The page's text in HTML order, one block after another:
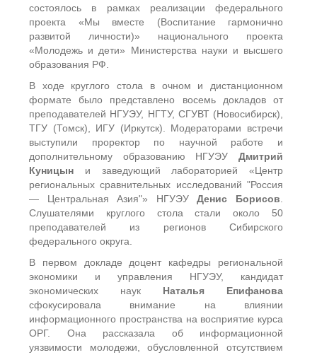
состоялось в рамках реализации федерального
проекта «Мы вместе (Воспитание гармонично
развитой личности)» национального проекта
«Молодежь и дети» Министерства науки и высшего
образования РФ.
В ходе круглого стола в очном и дистанционном
формате было представлено восемь докладов от
преподавателей НГУЭУ, НГТУ, СГУВТ (Новосибирск),
ТГУ (Томск), ИГУ (Иркутск). Модераторами встречи
выступили проректор по научной работе и
дополнительному образованию НГУЭУ Дмитрий
Куницын и заведующий лабораторией «Центр
региональных сравнительных исследований "Россия
— Центральная Азия"» НГУЭУДенис Борисов
Слушателями круглого стола стали около 50
преподавателей из регионов Сибирского
федерального округа.
В первом докладе доцент кафедры региональной
экономики и управления НГУЭУ, кандидат
экономических наук Наталья Епифанова
сфокусировала внимание на влиянии
информационного пространства на восприятие курса
ОРГ. Она рассказала об информационной
уязвимости молодежи, обусловленной отсутствием